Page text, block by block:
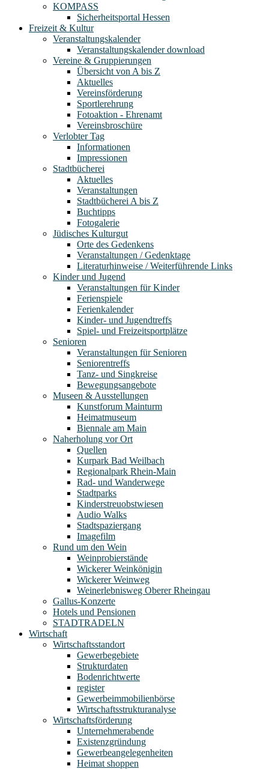
KOMPASS
Sicherheitsportal Hessen
Freizeit & Kultur
Veranstaltungskalender
Veranstaltungskalender download
Vereine & Gruppierungen
Übersicht von A bis Z
Aktuelles
Vereinsförderung
Sportlerehrung
Fotoaktion - Ehrenamt
Vereinsbroschüre
Verlobter Tag
Informationen
Impressionen
Stadtbücherei
Aktuelles
Veranstaltungen
Stadtbücherei A bis Z
Buchtipps
Fotogalerie
Jüdisches Kulturgut
Orte des Gedenkens
Veranstaltungen / Gedenktage
Literaturhinweise / Weiterführende Links
Kinder und Jugend
Veranstaltungen für Kinder
Ferienspiele
Ferienkalender
Kinder- und Jugendtreffs
Spiel- und Freizeitsportplätze
Senioren
Veranstaltungen für Senioren
Seniorentreffs
Tanz- und Singkreise
Bewegungsangebote
Museen & Ausstellungen
Kunstforum Mainturm
Heimatmuseum
Biennale am Main
Naherholung vor Ort
Quellen
Kurpark Bad Weilbach
Regionalpark Rhein-Main
Rad- und Wanderwege
Stadtparks
Kinderstreuobstwiesen
Audio Walks
Stadtspaziergang
Imagefilm
Rund um den Wein
Weinprobierstände
Wickerer Weinkönigin
Wickerer Weinweg
Weinerlebnisweg Oberer Rheingau
Gallus-Konzerte
Hotels und Pensionen
STADTRADELN
Wirtschaft
Wirtschaftsstandort
Gewerbegebiete
Strukturdaten
Bodenrichtwerte
register
Gewerbeimmobilienbörse
Wirtschaftsstrukturanalyse
Wirtschaftsförderung
Unternehmerabende
Existenzgründung
Gewerbeangelegenheiten
Heimat shoppen